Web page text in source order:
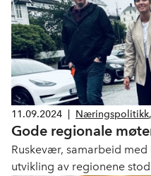
11.09.2024 Næringspolitikk,
Gode regionale
Ruskevær, samarbeid
utvikling av regionene